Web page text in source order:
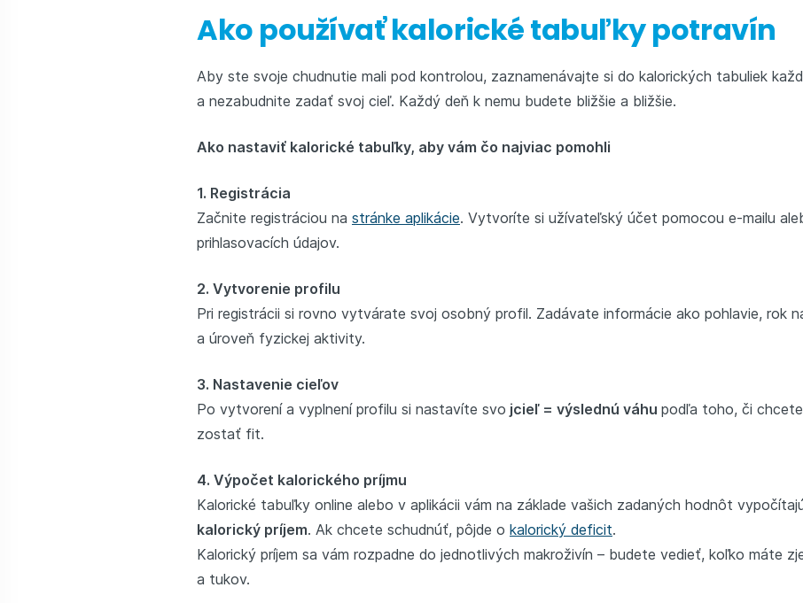
Ako používať kalorické tabuľky potravín
Aby ste svoje chudnutie mali pod kontrolou, zaznamenávajte si do kalorických tabuliek
a nezabudnite zadať svoj cieľ. Každý deň k nemu budete bližšie a bližšie.
Ako nastaviť kalorické tabuľky, aby vám čo najviac pomohli
1. Registrácia
Začnite registráciou na stránke aplikácie. Vytvoríte si užívateľský účet pomocou e-⁠mailu
prihlasovacích údajov.
2. Vytvorenie profilu
Pri registrácii si rovno vytvárate svoj osobný profil. Zadávate informácie ako pohlavie, rok
a úroveň fyzickej aktivity.
3. Nastavenie cieľov
Po vytvorení a vyplnení profilu si nastavíte svo jcieľ = výslednú váhu podľa toho, či
zostať fit.
4. Výpočet kalorického príjmu
Kalorické tabuľky online alebo v aplikácii vám na základe vašich zadaných hodnôt
kalorický príjem. Ak chcete schudnúť, pôjde o kalorický deficit.
Kalorický príjem sa vám rozpadne do jednotlivých makroživín – budete vedieť, koľko máte
a tukov.